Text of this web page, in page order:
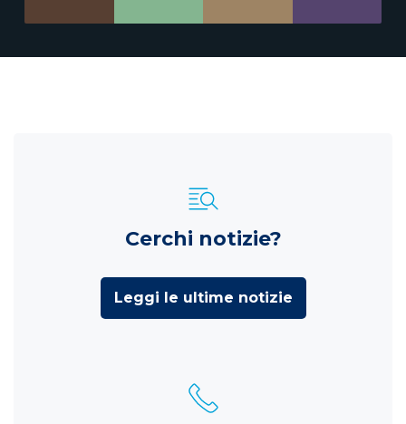
Cerchi notizie?
Leggi le ultime notizie